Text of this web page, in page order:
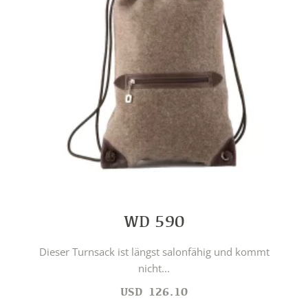
WD 590
Dieser Turnsack ist längst salonfähig und kommt
nicht...
USD 126.10